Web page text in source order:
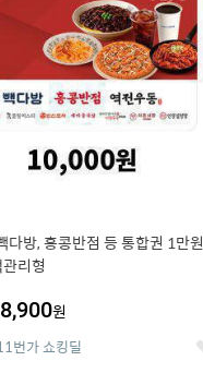
다방, 홍콩반점 등 통합권 1만원
리형
8,900원
번가 쇼킹딜